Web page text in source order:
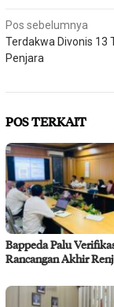
Navigasi
pos
Pos sebelumnya
Terdakwa Divonis 13
Penjara
POS TERKAIT
Bappeda Palu
Rancangan Akhir